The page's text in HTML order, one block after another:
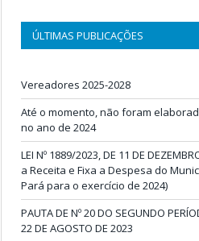
ÚLTIMAS PUBLICAÇÕES
Vereadores 2025-2028
Até o momento, não foram
no ano de 2024
LEI Nº 1889/2023, DE 11 DE
a Receita e Fixa a Despesa do
Pará para o exercício de 2024)
PAUTA DE Nº 20 DO SEGUNDO
22 DE AGOSTO DE 2023